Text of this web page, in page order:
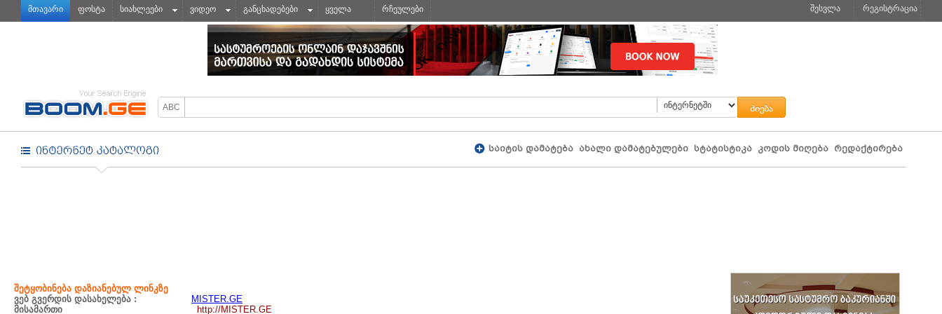
მთავარი ფოსტა სიახლეები ვიდეო განცხადებები ყველა რჩეულები შესვლა რეგისტრაცია
საიტის დამატება ახალი დამატებულები სტატისტიკა კოდის მიღება რედაქტირება
შეტყობინება დაზიანებულ ლინკზე
ვებ გვერდის დასახელება :
MISTER.GE
მისამართი
http://MISTER.GE